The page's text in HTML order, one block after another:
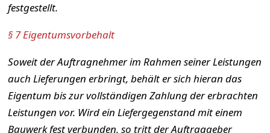
festgestellt.
§ 7 Eigentumsvorbehalt
Soweit der Auftragnehmer im Rahmen seiner Leistungen
auch Lieferungen erbringt, behält er sich hieran das
Eigentum bis zur vollständigen Zahlung der erbrachten
Leistungen vor. Wird ein Liefergegenstand mit einem
Bauwerk fest verbunden, so tritt der Auftraggeber